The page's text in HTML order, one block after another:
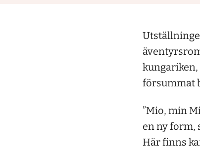
kungariken,
försummat
”Mio, min
en ny form,
Här finns